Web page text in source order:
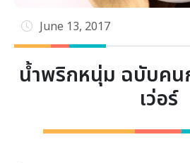
June 13, 2017
น้ำพริกหนุ่ม ฉบับคน
เว่อร์